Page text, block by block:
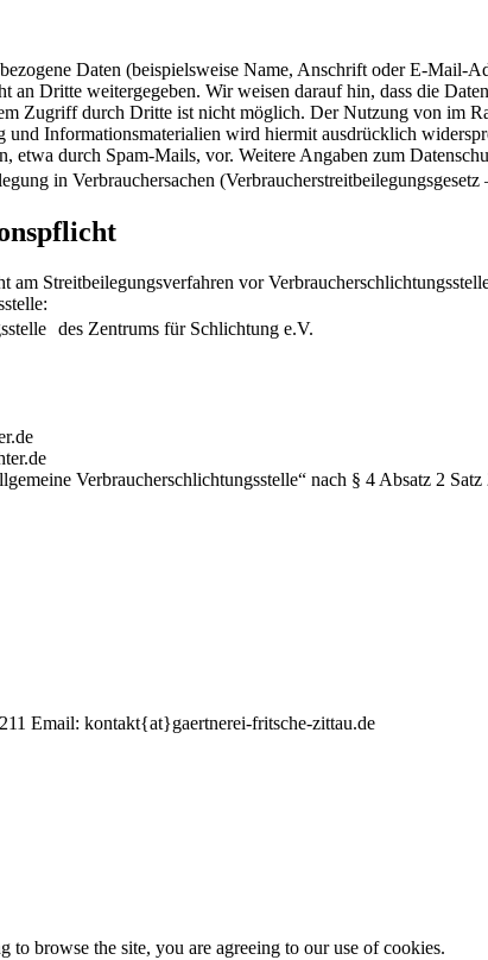
Daten (beispielsweise Name, Anschrift oder E-
an Dritte weitergegeben. Wir weisen darauf hin, dass die
Zugriff durch Dritte ist nicht möglich. Der Nutzung von im
und Informationsmaterialien wird hiermit ausdrücklich
etwa durch Spam-Mails, vor. Weitere Angaben zum
in Verbrauchersachen
am Streitbeilegungsverfahren vor
des Zentrums für Schlichtung e.V.
Verbraucherschlichtungsstelle“ nach § 4 Absatz 2
Email: kontakt{at}gaertnerei-fritsche-zittau.de
to browse the site, you are agreeing to our use of cookies.